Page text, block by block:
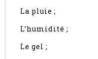
La pluie ;
L’humidité ;
Le gel ;